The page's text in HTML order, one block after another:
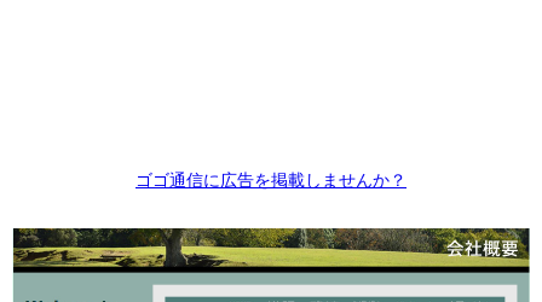
ゴゴ通信に広告を掲載しませんか？